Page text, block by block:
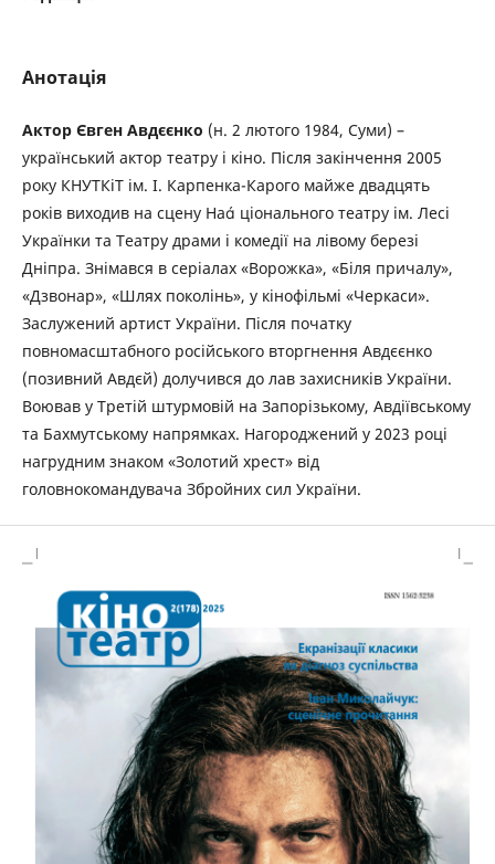
Анотація
Актор Євген Авдєєнко (н. 2 лютого 1984, Суми) –
український актор театру і кіно. Після закінчення 2005
року КНУТКіТ ім. І. Карпенка-Карого майже двадцять
років виходив на сцену На ціонального театру ім. Лесі
Українки та Театру драми і комедії на лівому березі
Дніпра. Знімався в серіалах «Ворожка», «Біля причалу»,
«Дзвонар», «Шлях поколінь», у кінофільмі «Черкаси».
Заслужений артист України. Після початку
повномасштабного російського вторгнення Авдєєнко
(позивний Авдєй) долучився до лав захисників України.
Воював у Третій штурмовій на Запорізькому, Авдіївському
та Бахмутському напрямках. Нагороджений у 2023 році
нагрудним знаком «Золотий хрест» від
головнокомандувача Збройних сил України.